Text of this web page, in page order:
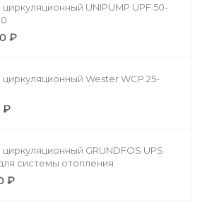
UNIPUMP UPF 50-
₽
Wester WCP 25-
₽
GRUNDFOS UPS
системы отопления
₽